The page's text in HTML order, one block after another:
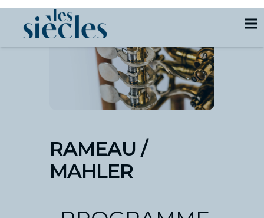
RAMEAU /
MAHLER